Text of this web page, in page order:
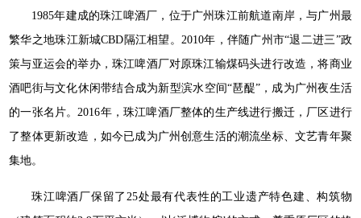
1985年建成的珠江啤酒厂，位于广州珠江前航道南岸，与广州最
繁华之地珠江新城CBD隔江相望。2010年，伴随广州市“退二进三”政
策与亚运会的举办，珠江啤酒厂对原珠江输煤码头进行改造，将商业
酒吧街与文化休闲带结合成为新型滨水空间“琶醍”，成为广州夜生活
的一张名片。2016年，珠江啤酒厂整体的生产线进行搬迁，厂区进行
了整体更新改造，如今已成为广州创意生活的潮流坐标、文艺青年聚
集地。
珠江啤酒厂保留了25处最有代表性的工业遗产特色建、构筑物